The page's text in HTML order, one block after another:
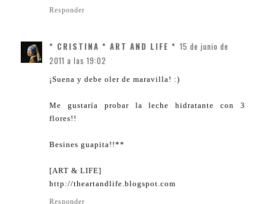
Responder
* CRISTINA * ART AND LIFE * 15 de junio de
2011 a las 19:02
¡Suena y debe oler de maravilla! :)
Me gustaría probar la leche hidratante con 3
flores!!
Besines guapita!!**
[ART & LIFE]
http://theartandlife.blogspot.com
Responder